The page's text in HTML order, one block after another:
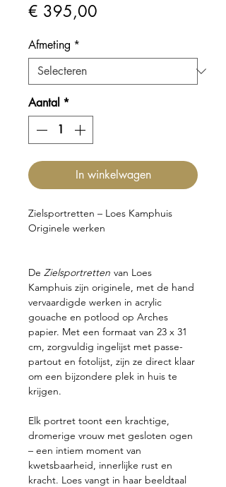
€ 395,00
Afmeting *
Aantal *
In winkelwagen
Zielsportretten – Loes Kamphuis
Originele werken
De Zielsportretten van Loes
Kamphuis zijn originele, met de hand
vervaardigde werken in acrylic
gouache en potlood op Arches
papier. Met een formaat van 23 x 31
cm, zorgvuldig ingelijst met passe-
partout en fotolijst, zijn ze direct klaar
om een bijzondere plek in huis te
krijgen.
Elk portret toont een krachtige,
dromerige vrouw met gesloten ogen
– een intiem moment van
kwetsbaarheid, innerlijke rust en
kracht. Loes vangt in haar beeldtaal